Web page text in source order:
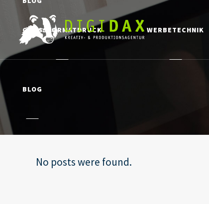
GROSSFORMATDRUCK WERBETECHNIK
BLOG
No posts were found.